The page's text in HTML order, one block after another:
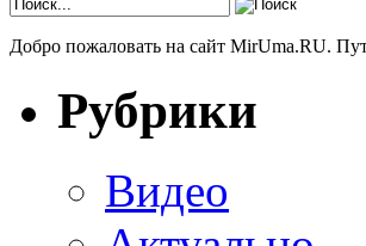
Добро пожаловать на сайт MirUma.RU.
Рубрики
Видео